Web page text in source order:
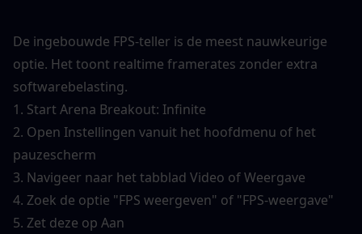
De ingebouwde FPS-teller is de meest nauwkeurige
optie. Het toont realtime framerates zonder extra
softwarebelasting.
1. Start Arena Breakout: Infinite
2. Open Instellingen vanuit het hoofdmenu of het
pauzescherm
3. Navigeer naar het tabblad Video of Weergave
4. Zoek de optie "FPS weergeven" of "FPS-weergave"
5. Zet deze op Aan